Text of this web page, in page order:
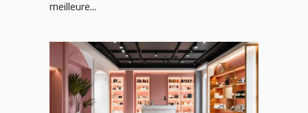
meilleure...